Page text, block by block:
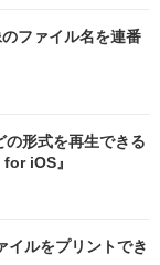
ファイル名を連番
の形式を再生できる
iOS』
イルをプリントでき